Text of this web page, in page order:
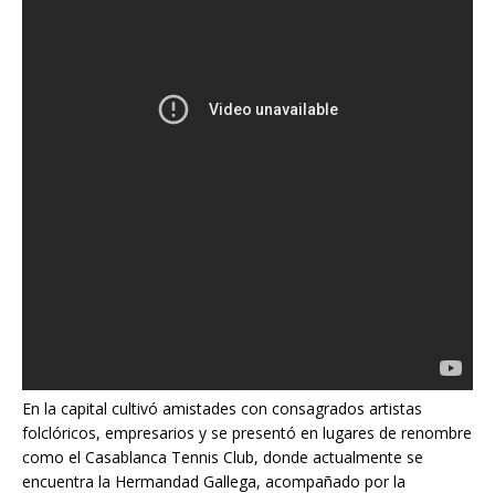
En la capital cultivó amistades con consagrados artistas
folclóricos, empresarios y se presentó en lugares de renombre
como el Casablanca Tennis Club, donde actualmente se
encuentra la Hermandad Gallega, acompañado por la